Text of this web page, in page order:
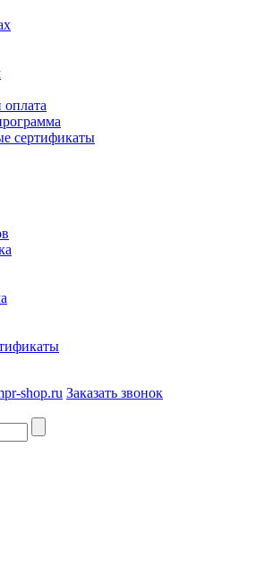
оплата
сертификаты
shop.ru Заказать звонок